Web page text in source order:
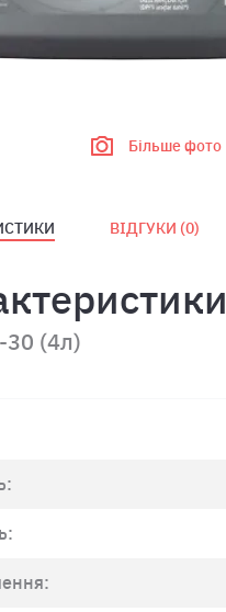
Більше фото
ВІДГУКИ (0)
30 (4л)